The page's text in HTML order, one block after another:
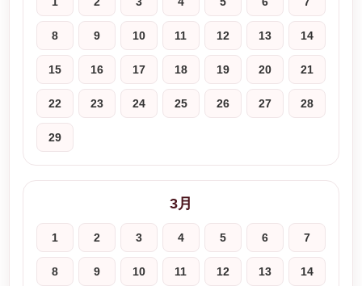
8 9 10 11 12 13 14
15 16 17 18 19 20 21
22 23 24 25 26 27 28
29
3月
1 2 3 4 5 6 7
8 9 10 11 12 13 14